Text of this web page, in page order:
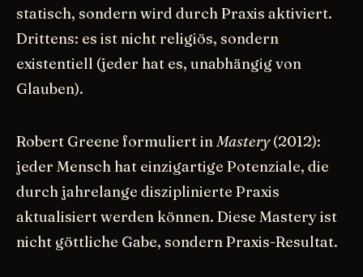
statisch, sondern wird durch Praxis aktiviert.
Drittens: es ist nicht religiös, sondern
existentiell (jeder hat es, unabhängig von
Glauben).
Robert Greene formuliert inMastery(2012):
jeder Mensch hat einzigartige Potenziale, die
durch jahrelange disziplinierte Praxis
aktualisiert werden können. Diese Mastery ist
nicht göttliche Gabe, sondern Praxis-Resultat.